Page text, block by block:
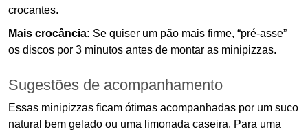
crocantes.
Mais crocância: Se quiser um pão mais firme, “pré-asse”
os discos por 3 minutos antes de montar as minipizzas.
Sugestões de acompanhamento
Essas minipizzas ficam ótimas acompanhadas por um suco
natural bem gelado ou uma limonada caseira. Para uma